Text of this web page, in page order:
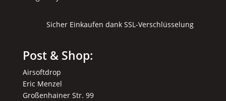
Sicher Einkaufen dank SSL-Verschlüsselung
Post & Shop:
Airsoftdrop
Eric Menzel
Großenhainer Str. 99